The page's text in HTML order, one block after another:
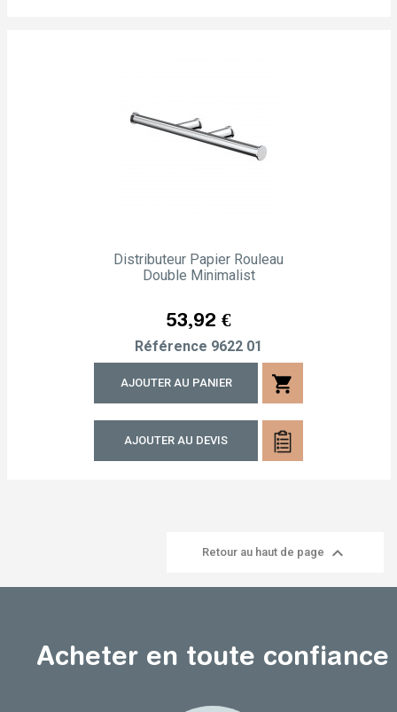
Distributeur Papier Rouleau
Double Minimalist
Prix
53,92 €
Référence 9622 01
AJOUTER AU PANIER shopping_cart
AJOUTER AU DEVIS
Retour au haut de page 
Acheter en toute confiance